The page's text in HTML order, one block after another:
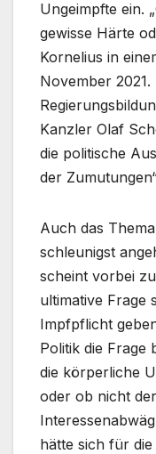
Ungeimpfte ein.
gewisse Härte
Kornelius in
November 2021.
Kanzler Olaf
die politische
der
Auch das
schleunigst
scheint vorbei
ultimative Frage
Impfpflicht
Politik die Frage
die körperliche
oder ob nicht
hätte sich für